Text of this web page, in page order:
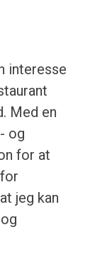
interesse
Med en
og
for at
jeg kan